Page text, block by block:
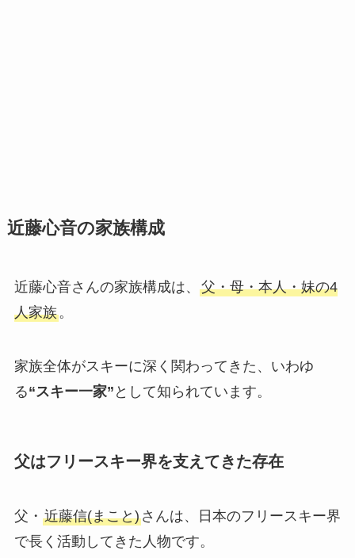
近藤心音の家族構成
近藤心音さんの家族構成は、 父・母・本人・妹の4
人家族。
家族全体がスキーに深く関わってきた、いわゆ
る“スキー一家” として知られています。
父はフリースキー界を支えてきた存在
父・ 近藤信(まこと)さんは、日本のフリースキー界
で長く活動してきた人物です。